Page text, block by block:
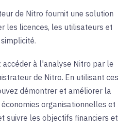
de Nitro fournit une solution
les licences, les utilisateurs et
accéder à l'analyse Nitro par le
de Nitro. En utilisant ces
démontrer et améliorer la
organisationnelles et
suivre les objectifs financiers et